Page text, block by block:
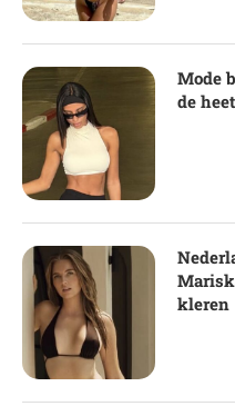
Mode
de
kleren